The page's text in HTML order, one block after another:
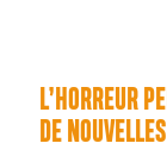
L’HORREUR
DE